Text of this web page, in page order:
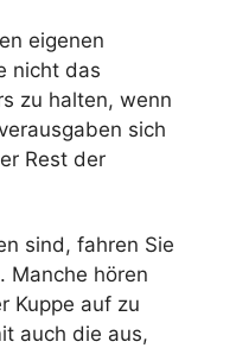
eigenen
nicht das
zu halten, wenn
sich
Rest der
sind, fahren Sie
Manche hören
Kuppe auf zu
auch die aus,